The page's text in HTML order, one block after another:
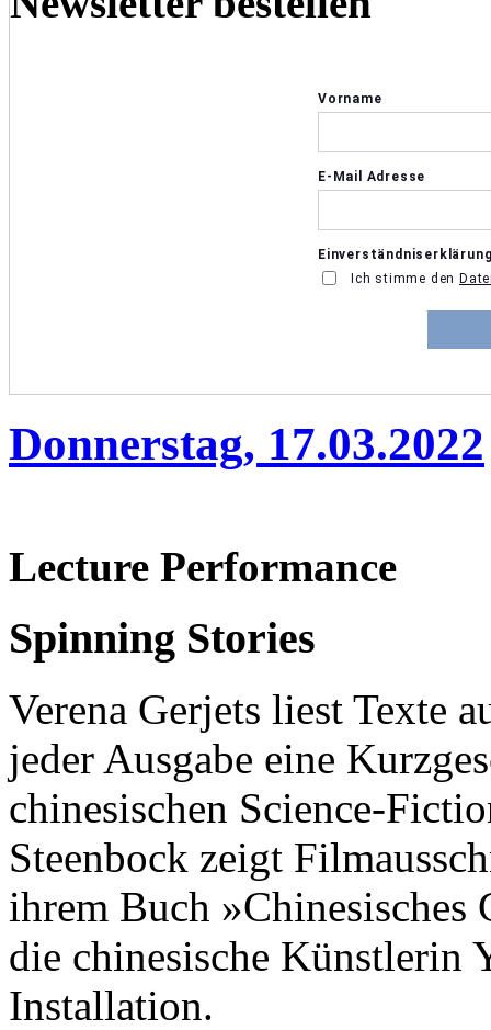
Donnerstag, 17.03.2022
Lecture Performance
Spinning Stories
Verena Gerjets liest Texte
jeder Ausgabe eine
chinesischen Science-
Steenbock zeigt
ihrem Buch »Chinesisches
die chinesische Künstlerin
Installation.